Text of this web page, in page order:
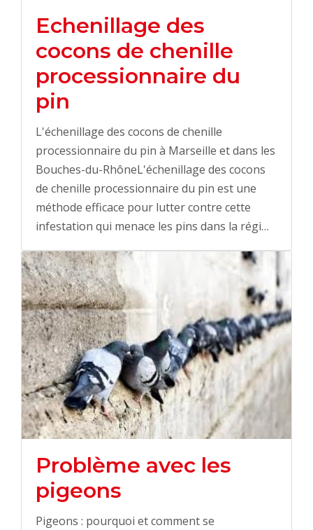
Echenillage des
cocons de chenille
processionnaire du
pin
L'échenillage des cocons de chenille
processionnaire du pin à Marseille et dans les
Bouches-du-RhôneL'échenillage des cocons
de chenille processionnaire du pin est une
méthode efficace pour lutter contre cette
infestation qui menace les pins dans la régi…
Problème avec les
pigeons
Pigeons : pourquoi et comment se